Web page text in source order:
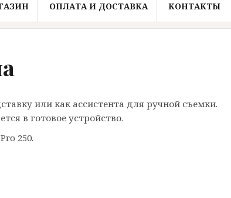
ОПЛАТА И ДОСТАВКА КОНТАКТЫ
или как ассистента для ручной съемки.
в готовое устройство.
250.